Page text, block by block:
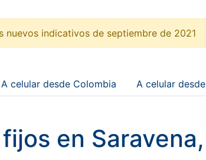
indicativos de septiembre de 2021
A celular desde Colombia A celular
en